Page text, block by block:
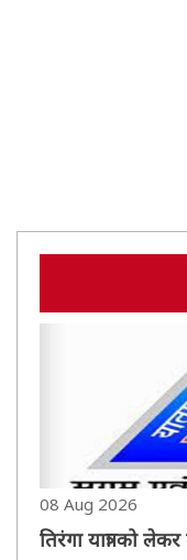
08 Aug 2026
तिरंगा यात्रा को